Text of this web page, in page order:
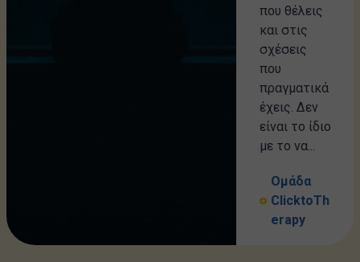
που θέλεις
και στις
σχέσεις
που
πραγματικά
έχεις. Δεν
είναι το ίδιο
με το να...
Ομάδα
ClicktoTh
erapy